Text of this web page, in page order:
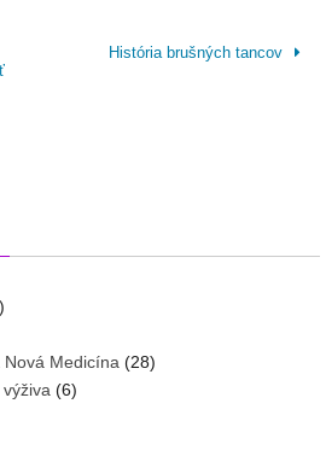
História brušných tancov
Medicína (28)
(6)